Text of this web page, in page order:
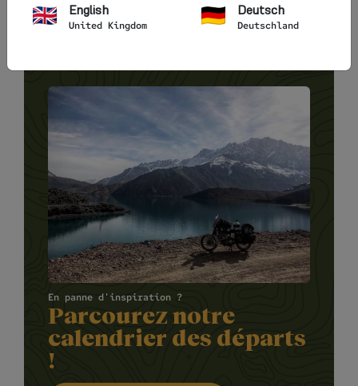
En panne d'inspiration ?
Parcourez notre
calendrier des départs
!
English
United Kingdom
Deutsch
Deutschland